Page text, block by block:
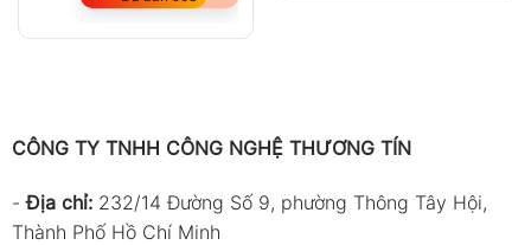
CÔNG TY TNHH CÔNG NGHỆ THƯƠNG TÍN
-Địa chỉ: 232/14 Đường Số 9, phường Thông Tây Hội,
Thành Phố Hồ Chí Minh